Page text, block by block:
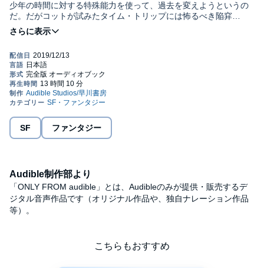
少年の時間に対する特殊能力を使って、過去を変えようというの
だ。だがコットが試みたタイム・トリップには怖るべき陥穽
が……Ｐ・Ｋ・ディックが描く悪夢と混沌の世界。©MARTIAN
TIME-SLIP by Philip K. Dick Copyright © 1964 by Philip K. Dick
and Isa Hackett All rights reserved The official website of Philip K.
Dick: www.philipkdick.com Japanese audiobook rights arranged
with The Wylie Agency (UK) Ltd. This audiobook rights is licensed
by Hayakawa Publishing, Inc. (P)2019 Audible, Inc.
SF ファンタジー
Audible制作部より
「ONLY FROM audible」とは、Audibleのみが提供・販売するデ
ジタル音声作品です（オリジナル作品や、独自ナレーション作品
等）。
こちらもおすすめ